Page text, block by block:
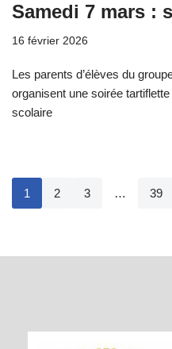
Samedi 7 mars :
16 février 2026
Les parents d’élèves du
organisent une soirée
scolaire
1 2 3 … 39